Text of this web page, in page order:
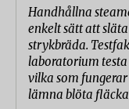
Handhållna
enkelt sätt att
strykbräda.
laboratorium
vilka som
lämna blöta